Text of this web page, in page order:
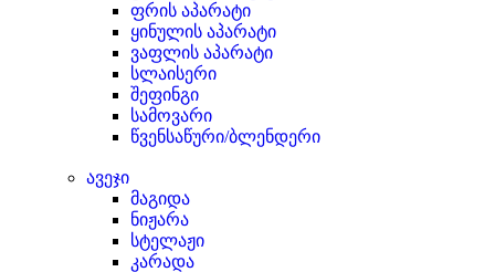
ფრის აპარატი
ყინულის აპარატი
ვაფლის აპარატი
სლაისერი
შეფინგი
სამოვარი
წვენსაწური/ბლენდერი
ავეჯი
მაგიდა
ნიჟარა
სტელაჟი
კარადა